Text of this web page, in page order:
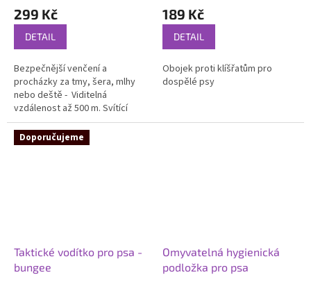
produktu
4,4
5
hvězdiček.
299 Kč
DETAIL
Bezpečnější venčení a
procházky za tmy, šera, mlhy
nebo deště - Viditelná
vzdálenost až 500 m. Svítící
obojek pro psy, materiál: nylon,
barva: modrá, červená, zelená,
červená
produktu
4,6
5
hvězdiček.
189 Kč
DETAIL
Obojek proti klíšřatům pro
dospělé psy
Doporučujeme
Taktické vodítko pro psa -
bungee
Omyvatelná hygienická
podložka pro psa